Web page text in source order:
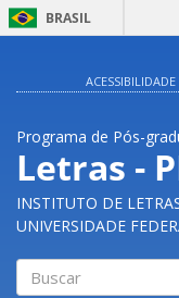
BRASIL
ACESSIBILIDADE
Programa de Pós-
Letras -
INSTITUTO DE
UNIVERSIDADE